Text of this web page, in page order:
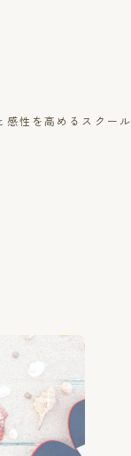
感性を高めるスクール